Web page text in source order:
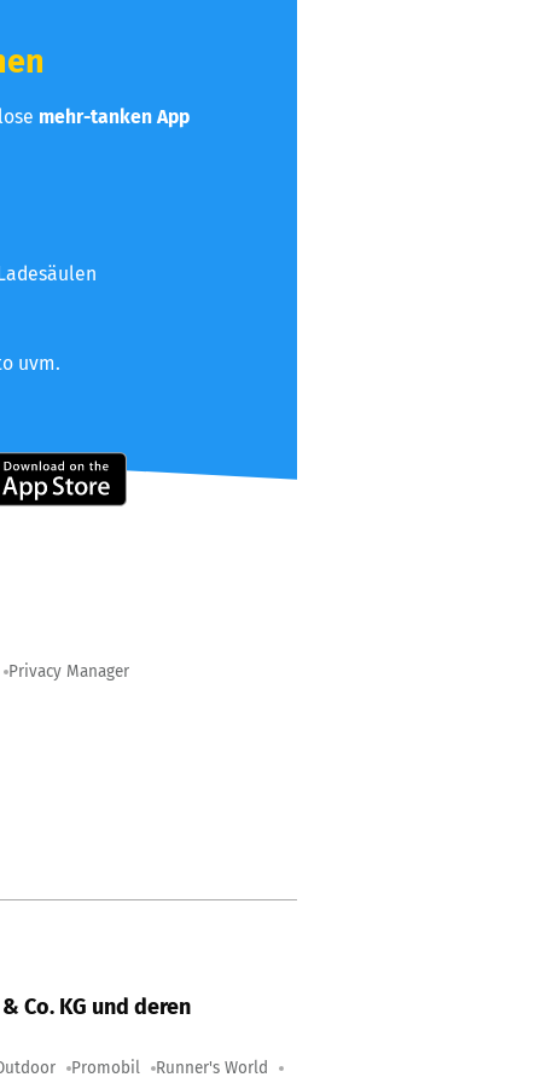
mehr-tanken App
uvm.
Privacy Manager
Co. KG und deren
Promobil Runner's World